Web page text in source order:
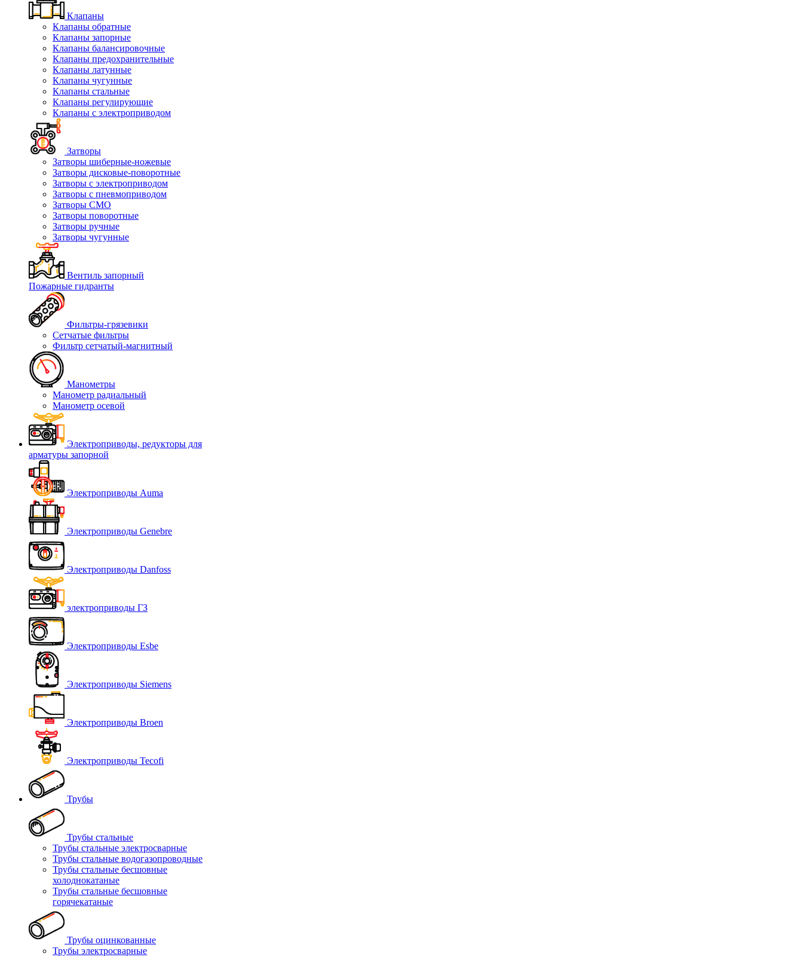
Клапаны
Клапаны обратные
Клапаны запорные
Клапаны балансировочные
Клапаны предохранительные
Клапаны латунные
Клапаны чугунные
Клапаны стальные
Клапаны регулирующие
Клапаны с электроприводом
Затворы
Затворы шиберные-ножевые
Затворы дисковые-поворотные
Затворы с электроприводом
Затворы с пневмоприводом
Затворы СМО
Затворы поворотные
Затворы ручные
Затворы чугунные
Вентиль запорный
Пожарные гидранты
Фильтры-грязевики
Сетчатые фильтры
Фильтр сетчатый-магнитный
Манометры
Манометр радиальный
Манометр осевой
Электроприводы, редукторы для
арматуры запорной
Электроприводы Auma
Электроприводы Genebre
Электроприводы Danfoss
электроприводы ГЗ
Электроприводы Esbe
Электроприводы Siemens
Электроприводы Broen
Электроприводы Tecofi
Трубы
Трубы стальные
Трубы стальные электросварные
Трубы стальные водогазопроводные
Трубы стальные бесшовные
холоднокатаные
Трубы стальные бесшовные
горячекатаные
Трубы оцинкованные
Трубы электросварные